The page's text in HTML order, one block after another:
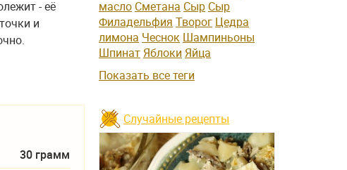
- её
и
30 грамм
масло Сметана Сыр Сыр
Филадельфия Творог Цедра
лимона Чеснок Шампиньоны
Шпинат Яблоки Яйца
Показать все теги
Случайные рецепты